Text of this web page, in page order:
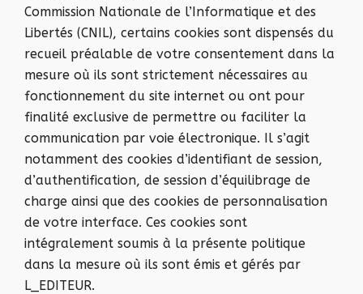
Commission Nationale de l’Informatique et des
Libertés (CNIL), certains cookies sont dispensés du
recueil préalable de votre consentement dans la
mesure où ils sont strictement nécessaires au
fonctionnement du site internet ou ont pour
finalité exclusive de permettre ou faciliter la
communication par voie électronique. Il s’agit
notamment des cookies d’identifiant de session,
d’authentification, de session d’équilibrage de
charge ainsi que des cookies de personnalisation
de votre interface. Ces cookies sont
intégralement soumis à la présente politique
dans la mesure où ils sont émis et gérés par
L_EDITEUR.